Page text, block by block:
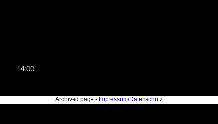
14:00
Militärtechnologie
Archived page - Impressum/Datenschutz